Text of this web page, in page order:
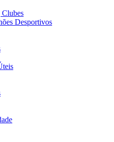
Clubes
Desportivos